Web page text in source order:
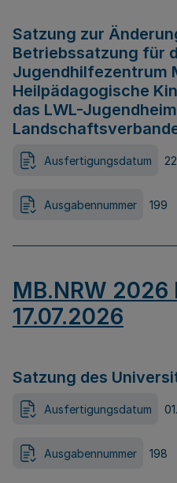
Satzung zur
Betriebssatzung für
Jugendhilfezentrum
Heilpädagogische
das LWL-
Ausfertigungsdatum
Ausgabennummer 199
MB.NRW 2026
17.07.2026
Satzung des
Ausfertigungsdatum
Ausgabennummer 198